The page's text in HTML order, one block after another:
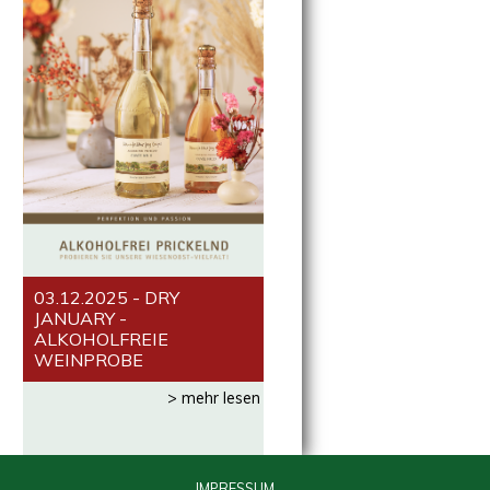
03.12.2025 - DRY
JANUARY -
ALKOHOLFREIE
WEINPROBE
> mehr lesen